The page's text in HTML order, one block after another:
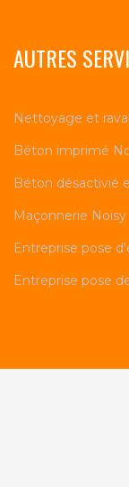
AUTRES
Nettoyage et
Béton imprimé
Béton désactivié
Maçonnerie Noisy
Entreprise pose
Entreprise pose